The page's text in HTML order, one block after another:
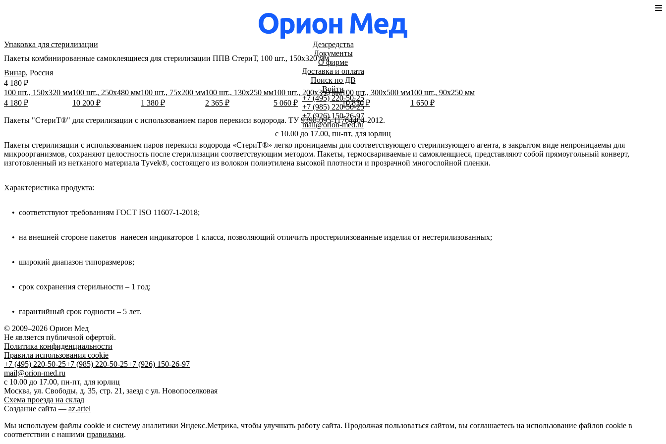
Дезсредства
Документы
О фирме
Доставка и оплата
Поиск по ДВ
Войти
+7 (495) 220-50-25
+7 (985) 220-50-25
+7 (926) 150-26-97
mail@orion-med.ru
c 10.00 до 17.00, пн-пт, для юрлиц
Упаковка для стерилизации
Пакеты комбинированные самоклеящиеся для стерилизации ППВ СтериТ, 100 шт., 150х320 мм
Винар, Россия
100 шт., 150х320 мм
4 180 ₽
100 шт., 250х480 мм
10 200 ₽
100 шт., 75x200 мм
1 380 ₽
100 шт., 130х250 мм
2 365 ₽
100 шт., 200х350 мм
5 060 ₽
100 шт., 300х500 мм
10 830 ₽
100 шт., 90x250 мм
1 650 ₽
Пакеты "СтериТ®" для стерилизации с использованием паров перекиси водорода. ТУ 9398-095-11764404-2012.
Пакеты стерилизации с использованием паров перекиси водорода «СтериТ®» легко проницаемы для соответствующего стерилизующего агента, в закрытом виде непроницаемы для
микроорганизмов, сохраняют целостность после стерилизации соответствующим методом. Пакеты, термосвариваемые и самоклеящиеся, представляют собой прямоугольный конверт,
изготовленный из нетканого материала Tyvek®, состоящего из волокон полиэтилена высокой плотности и прозрачной многослойной пленки.
Характеристика продукта:
• соответствуют требованиям ГОСТ ISO 11607-1-2018;
• на внешней стороне пакетов нанесен индикаторов 1 класса, позволяющий отличить простерилизованные изделия от нестерилизованных;
• широкий диапазон типоразмеров;
• срок сохранения стерильности – 1 год;
• гарантийный срок годности – 5 лет.
4 180 ₽
© 2009–2026 Орион Мед
Не является публичной офертой.
Политика конфиденциальности
Правила использования cookie
+7 (495) 220-50-25+7 (985) 220-50-25+7 (926) 150-26-97
mail@orion-med.ru
c 10.00 до 17.00, пн-пт, для юрлиц
Москва, ул. Свободы, д. 35, стр. 21, заезд с ул. Новопоселковая
Схема проезда на склад
Создание сайта — az.artel
Мы используем файлы cookie и систему аналитики Яндекс.Метрика, чтобы улучшать работу сайта. Продолжая пользоваться сайтом, вы соглашаетесь на использование файлов cookie в
соответствии с нашими правилами.